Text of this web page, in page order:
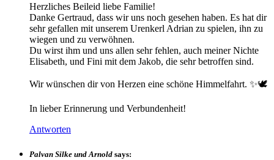
Herzliches Beileid liebe Familie!
Danke Gertraud, dass wir uns noch gesehen haben. Es hat dir
sehr gefallen mit unserem Urenkerl Adrian zu spielen, ihn zu
wiegen und zu verwöhnen.
Du wirst ihm und uns allen sehr fehlen, auch meiner Nichte
Elisabeth, und Fini mit dem Jakob, die sehr betroffen sind.
Wir wünschen dir von Herzen eine schöne Himmelfahrt. ✨🕊️
In lieber Erinnerung und Verbundenheit!
Antworten
Palvan Silke und Arnold says: